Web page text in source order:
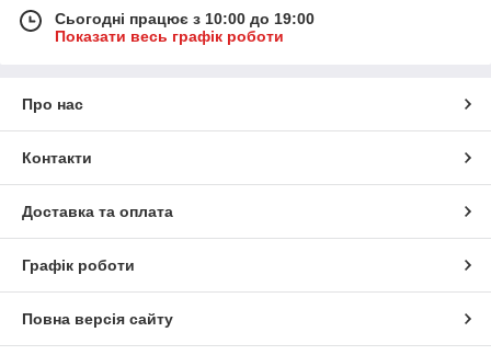
Сьогодні працює з 10:00 до 19:00
Показати весь графік роботи
Про нас
Контакти
Доставка та оплата
Графік роботи
Повна версія сайту